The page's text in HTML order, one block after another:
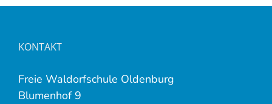
KONTAKT
Freie Waldorfschule Oldenburg
Blumenhof 9